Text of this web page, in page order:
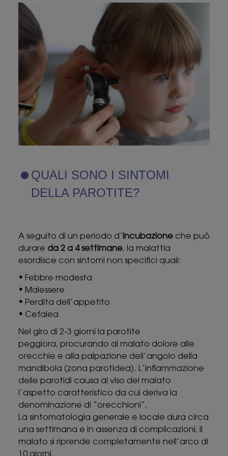
QUALI SONO I SINTOMI
DELLA PAROTITE?
A seguito di un periodo d’ incubazione che può
durare da 2 a 4 settimane, la malattia
esordisce con sintomi non specifici quali:
• Febbre modesta
• Malessere
• Perdita dell’appetito
• Cefalea
Nel giro di 2-3 giorni la parotite
peggiora, procurando al malato dolore alle
orecchie e alla palpazione dell’angolo della
mandibola (zona parotidea). L’infiammazione
delle parotidi causa al viso del malato
l’aspetto caratteristico da cui deriva la
denominazione di “orecchioni”.
La sintomatologia generale e locale dura circa
una settimana e in assenza di complicazioni, il
malato si riprende completamente nell’arco di